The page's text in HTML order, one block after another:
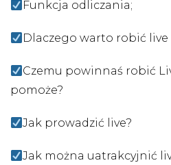
Funkcja odliczania;
Dlaczego warto robić live
Czemu powinnaś robić
pomoże?
Jak prowadzić live?
Jak można uatrakcyjnić